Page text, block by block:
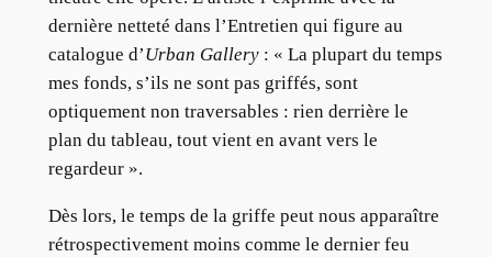
dernière netteté dans l’Entretien qui figure au
catalogue d’Urban Gallery : « La plupart du temps
mes fonds, s’ils ne sont pas griffés, sont
optiquement non traversables : rien derrière le
plan du tableau, tout vient en avant vers le
regardeur ».
Dès lors, le temps de la griffe peut nous apparaître
rétrospectivement moins comme le dernier feu